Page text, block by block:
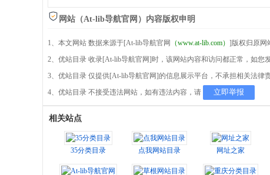
网站（At-lib导航官网）内容版权申明
1、本文网站 数据来源于[At-lib导航官网 （www.at-lib.com） ]版权归原网
2、优站目录 收录[At-lib导航官网]时，该网站内容和访问都正常，如您
3、优站目录 仅提供[At-lib导航官网]的信息展示平台，不承担相关法律责
4、优站目录 不接受违法网站，如有违法内容，请
立即举报
相关站点
35分类目录 点我网站目录 网址之家